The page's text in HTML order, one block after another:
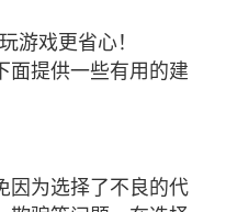
面提供一些有用的建
因为选择了不良的代